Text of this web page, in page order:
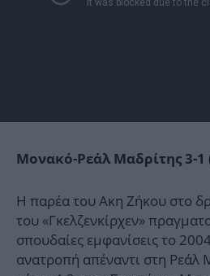
Μονακό-Ρεάλ Μαδρίτης 3-1
Η παρέα του Ακη Ζήκου στο
του «Γκελζενκίρχεν»
σπουδαίες εμφανίσεις το
ανατροπή απέναντι στη Ρεάλ